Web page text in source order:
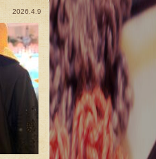
2026.4.9